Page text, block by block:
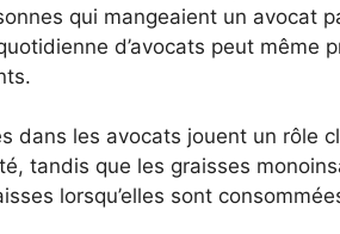
qui mangeaient un avocat
d’avocats peut même
dans les avocats jouent un rôle
tandis que les graisses
lorsqu’elles sont